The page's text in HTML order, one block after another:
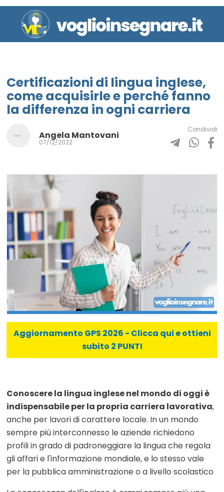
Certificazioni di lingua inglese,
come acquisirle e perché fanno
la differenza in ogni carriera
Angela Mantovani
07/12/2022
Condividi
Aggiornamento GPS 2026 - Clicca qui e ottieni
subito 2 PUNTI
Conoscere la lingua inglese nel mondo di oggi è
indispensabile per la propria carriera lavorativa,
anche per lavori di carattere locale. In un mondo
sempre più interconnesso le aziende richiedono
profili in grado di padroneggiare la lingua che regola
gli affari e l'informazione mondiale, e lo stesso vale
per la pubblica amministrazione o a livello scolastico